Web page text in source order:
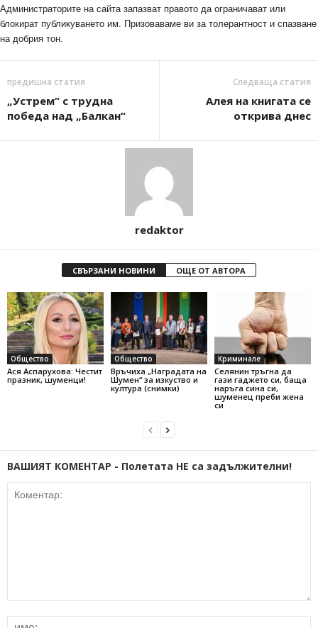
Администраторите на сайта запазват правото да ограничават или
блокират публикуването им. Призоваваме ви за толерантност и спазване
на добрия тон.
предишна статия
„Устрем“ с трудна
победа над „Балкан“
Следваща статия
Алея на книгата се
открива днес
redaktor
СВЪРЗАНИ НОВИНИ ОЩЕ ОТ АВТОРА
Общество
Ася Аспарухова: Честит
празник, шуменци!
Общество
Връчиха „Наградата на
Шумен“ за изкуство и
култура (снимки)
Криминале
Селянин тръгна да
гази гаджето си, баща
наръга сина си,
шуменец преби жена
си
ВАШИЯТ КОМЕНТАР - Полетата НЕ са задължителни!